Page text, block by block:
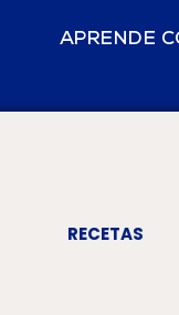
APRENDE
RECETAS